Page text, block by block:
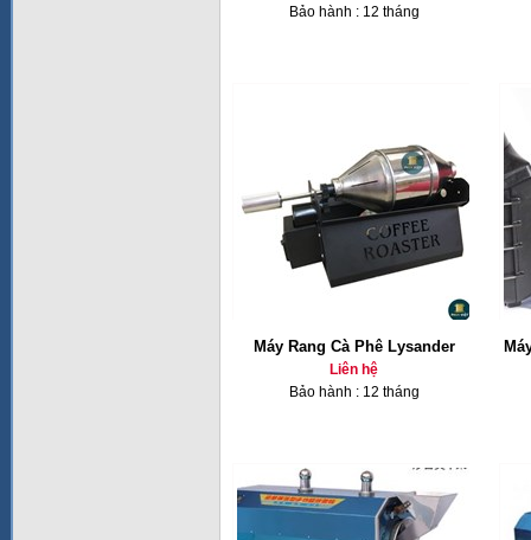
Bảo hành : 12 tháng
Máy Rang Cà Phê Lysander
Liên hệ
Bảo hành : 12 tháng